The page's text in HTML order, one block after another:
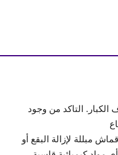
التاكد من وجود
مبللة لإزالة البقع أو